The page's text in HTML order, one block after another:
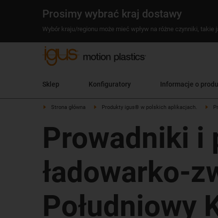
Prosimy wybrać kraj dostawy
Wybór kraju/regionu może mieć wpływ na różne czynniki,
Sklep Konfiguratory Informacje o
Strona główna Produkty igus® w polskich aplikacjach.
Prowadniki i
ładowarko-
Południowy